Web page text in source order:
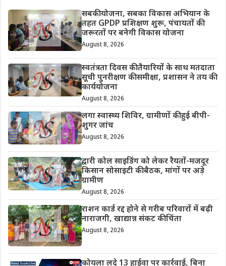
सबकी योजना, सबका विकास अभियान के
तहत GPDP प्रशिक्षण शुरू, पंचायतों की
जरूरतों पर बनेगी विकास योजना
August 8, 2026
स्वतंत्रता दिवस की तैयारियों के साथ मतदाता
सूची पुनरीक्षण की समीक्षा, प्रशासन ने तय की
कार्ययोजना
August 8, 2026
लगा स्वास्थ्य शिविर, ग्रामीणों की हुई बीपी-
शुगर जांच
August 8, 2026
द्वारी कोल साइडिंग को लेकर रैयतों-मजदूर
किसान सोसाइटी की बैठक, मांगों पर अड़े
ग्रामीण
August 8, 2026
राशन कार्ड रद्द होने से गरीब परिवारों में बढ़ी
नाराजगी, खाद्यान्न संकट की चिंता
August 8, 2026